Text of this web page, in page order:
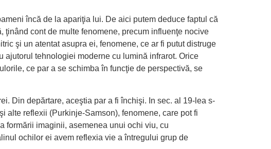
încă de la apariţia lui. De aici putem deduce faptul că
ţinând cont de multe fenomene, precum influenţe nocive
şi un atentat asupra ei, fenomene, ce ar fi putut distruge
ajutorul tehnologiei moderne cu lumină infrarot. Orice
ce par a se schimba în funcţie de perspectivă, se
Din depărtare, aceştia par a fi închişi. In sec. al 19-lea s-
alte reflexii (Purkinje-Samson), fenomene, care pot fi
formării imaginii, asemenea unui ochi viu, cu
ochilor ei avem reflexia vie a întregului grup de